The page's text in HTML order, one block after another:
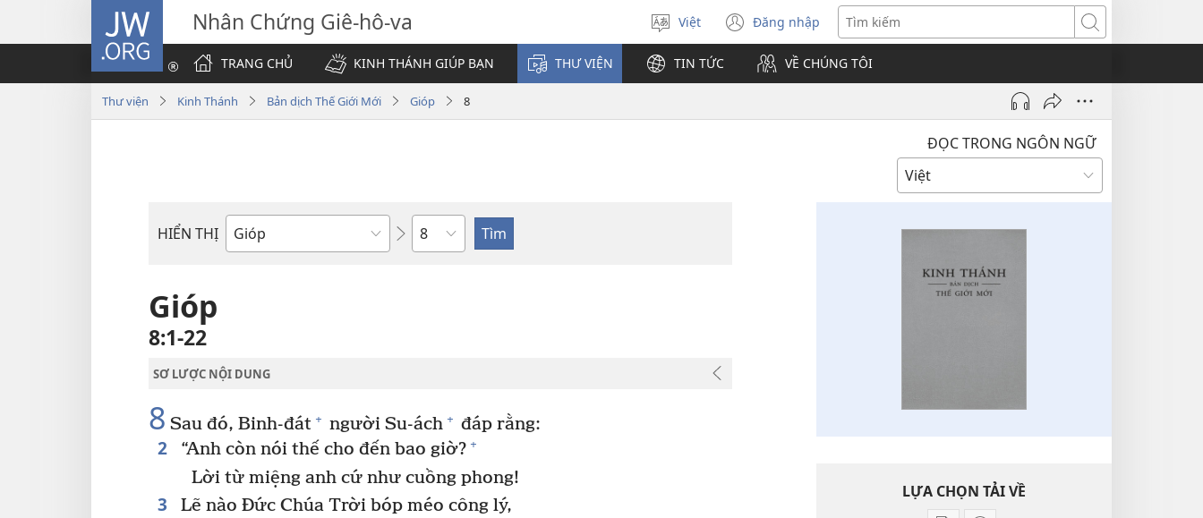
JW.ORG Nhân Chứng Giê-hô-va
Chọn
ngôn
ngữ
Việt Đăng nhập
(mở
cửa
sổ
mới)
Tìm
kiếm
TRANG CHỦ
KINH THÁNH GIÚP BẠN THƯ VIỆN TIN TỨC VỀ CHÚNG TÔI
Thư viện Kinh Thánh Bản dịch Thế Giới Mới Gióp 8
ĐỌC TRONG NGÔN NGỮ
HIỂN THỊ
Sách
Chương
Gióp
8:1-22
SƠ LƯỢC NỘI DUNG
8 Sau đó, Binh-đát + người Su-ách + đáp rằng:
2 “Anh còn nói thế cho đến bao giờ? +
Lời từ miệng anh cứ như cuồng phong!
3
Lẽ nào Đức Chúa Trời bóp méo công lý,
LỰA CHỌN TẢI VỀ